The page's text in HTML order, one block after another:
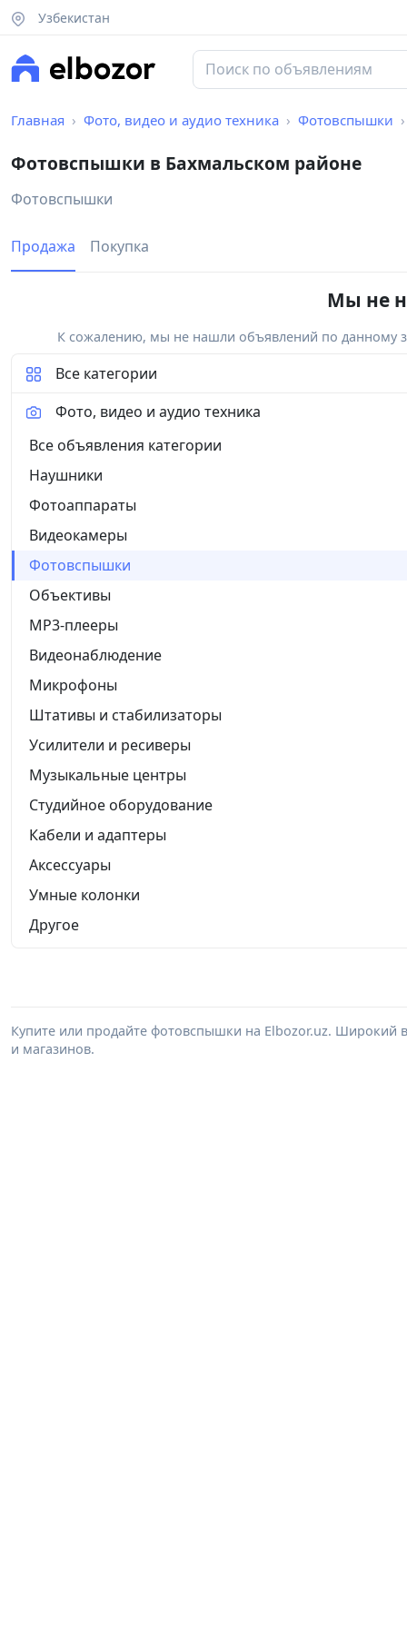
Узбекистан
Главная Фото, видео и аудио техника Фотовспышки
Фотовспышки в Бахмальском районе
Фотовспышки
Продажа Покупка
Мы не
К сожалению, мы не нашли объявлений по данному
Все категории
Фото, видео и аудио техника
Все объявления категории
Наушники
Фотоаппараты
Видеокамеры
Фотовспышки
Объективы
MP3-плееры
Видеонаблюдение
Микрофоны
Штативы и стабилизаторы
Усилители и ресиверы
Музыкальные центры
Студийное оборудование
Кабели и адаптеры
Аксессуары
Умные колонки
Другое
Купите или продайте фотовспышки на Elbozor.uz.
и магазинов.